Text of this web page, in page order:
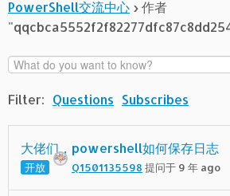
PowerShell交流中心 › 作者
Filter: Questions Subscribes
大佬们，powershell如何保存日志
开放 Q1501135598 提问于 9 年 ago